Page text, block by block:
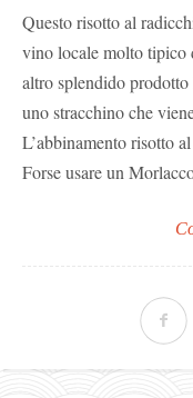
Questo risotto al
vino locale molto tipico
altro splendido
uno stracchino che
L’abbinamento risotto
Forse usare un